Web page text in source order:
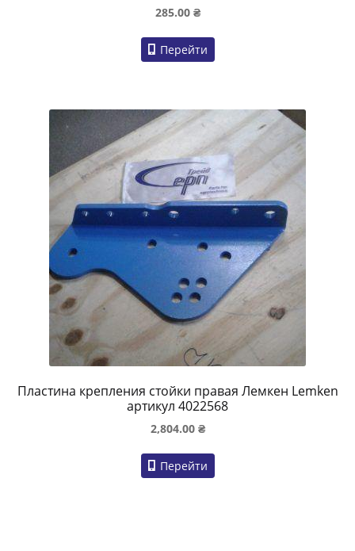
285.00 ₴
Перейти
Пластина крепления стойки правая Лемкен Lemken
артикул 4022568
2,804.00 ₴
Перейти